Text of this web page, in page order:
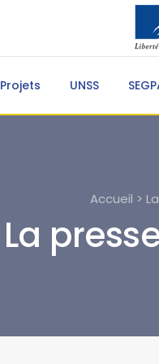
Projets UNSS
Accueil >
La